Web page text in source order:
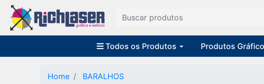
Todos os Produtos Produtos
Home BARALHOS